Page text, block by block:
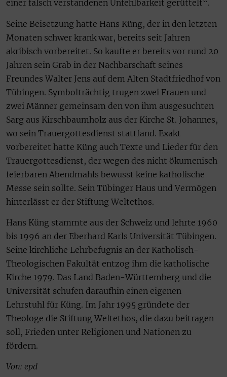
einer falsch verstandenen Unfehlbarkeit gerüttelt“.
Seine Beisetzung hatte Hans Küng, der in den letzten
Monaten schwer krank war, bereits seit Jahren
akribisch vorbereitet. So kaufte er bereits vor rund 20
Jahren sein Grab in der Nachbarschaft seines
Freundes Walter Jens auf dem Alten Stadtfriedhof von
Tübingen. Symbolträchtig trugen zwei Frauen und
zwei Männer gemeinsam den von ihm ausgesuchten
Sarg aus Kirschbaumholz aus der Kirche St. Johannes,
wo sein Trauergottesdienst stattfand. Exakt
vorbereitet hatte Küng auch Texte und Lieder für den
Trauergottesdienst, der wegen des nicht ökumenisch
feierbaren Abendmahls bewusst keine katholische
Messe sein sollte. Sein Tübinger Haus und Vermögen
hinterlässt er der Stiftung Weltethos.
Hans Küng stammte aus der Schweiz und lehrte 1960
bis 1996 an der Eberhard Karls Universität Tübingen.
Seine kirchliche Lehrbefugnis an der Katholisch-
Theologischen Fakultät entzog ihm die katholische
Kirche 1979. Das Land Baden-Württemberg und die
Universität schufen daraufhin einen eigenen
Lehrstuhl für Küng. Im Jahr 1995 gründete der
Theologe die Stiftung Weltethos, die dazu beitragen
soll, Frieden unter Religionen und Nationen zu
fördern.
Von: epd